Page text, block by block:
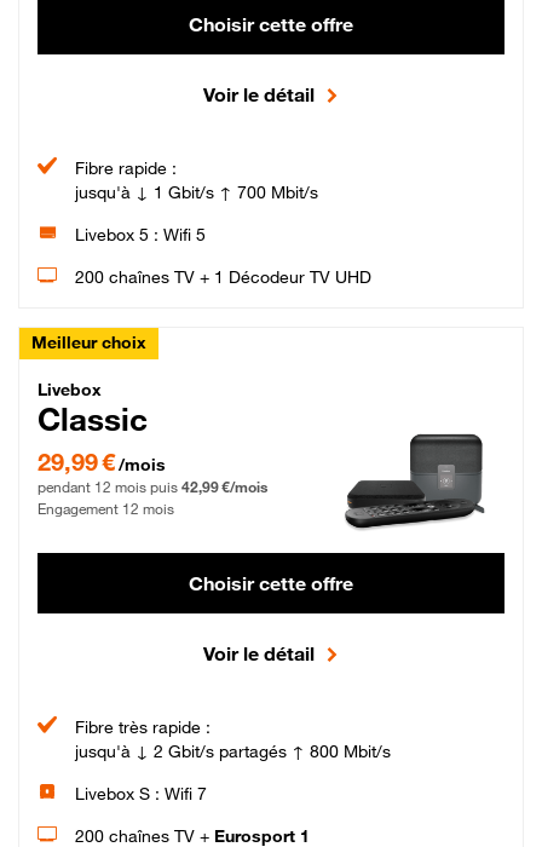
Choisir cette offre
Voir le détail
Fibre rapide :
jusqu'à ↓ 1 Gbit/s ↑ 700 Mbit/s
Livebox 5 : Wifi 5
200 chaînes TV + 1 Décodeur TV UHD
Meilleur choix
Livebox Classic Fibre
Livebox
Classic
29,99 € par mois pendant 12 mois puis 42,99 € par mois, Engagement 12 mois
29,99 €/mois
pendant 12 mois puis 42,99 €/mois
Engagement 12 mois
Choisir cette offre
Voir le détail
Fibre très rapide :
jusqu'à ↓ 2 Gbit/s partagés ↑ 800 Mbit/s
Livebox S : Wifi 7
200 chaînes TV + Eurosport 1